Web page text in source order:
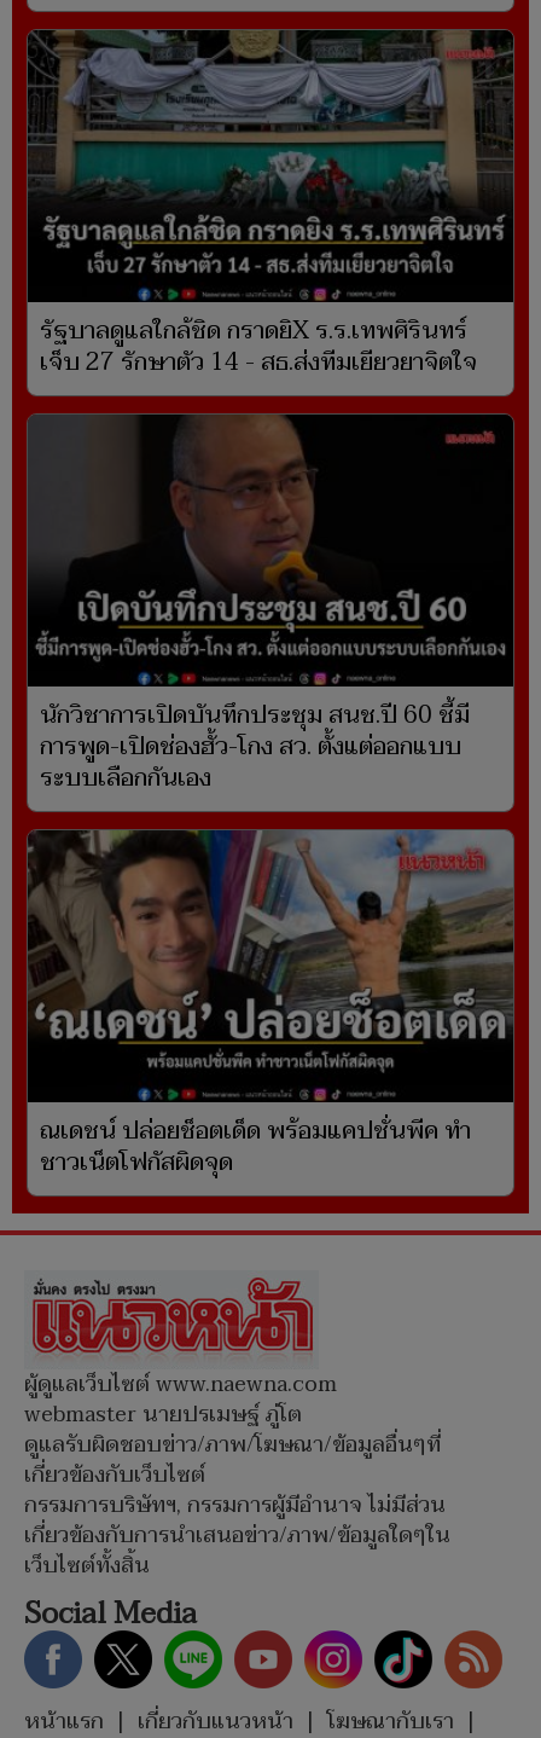
รัฐบาลดูแลใกล้ชิด กราดยิX ร.ร.เทพศิรินทร์
เจ็บ 27 รักษาตัว 14 - สธ.ส่งทีมเยียวยาจิตใจ
นักวิชาการเปิดบันทึกประชุม สนช.ปี 60 ชี้มี
การพูด-เปิดช่องฮั้ว-โกง สว. ตั้งแต่ออกแบบ
ระบบเลือกกันเอง
ณเดชน์ ปล่อยช็อตเด็ด พร้อมแคปชั่นพีค ทำ
ชาวเน็ตโฟกัสผิดจุด
ผู้ดูแลเว็บไซต์ www.naewna.com
webmaster นายปรเมษฐ์ ภู่โต
ดูแลรับผิดชอบข่าว/ภาพ/โฆษณา/ข้อมูลอื่นๆที่
เกี่ยวข้องกับเว็บไซต์
กรรมการบริษัทฯ, กรรมการผู้มีอำนาจ ไม่มีส่วน
เกี่ยวข้องกับการนำเสนอข่าว/ภาพ/ข้อมูลใดๆใน
เว็บไซต์ทั้งสิ้น
Social Media
หน้าแรก | เกี่ยวกับแนวหน้า | โฆษณากับเรา |